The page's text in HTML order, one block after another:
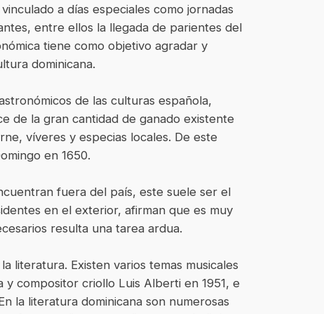
a días especiales como jornadas
entre ellos la llegada de parientes del
tiene como objetivo agradar y
dominicana.
de las culturas española,
de la gran cantidad de ganado existente
víveres y especias locales. De este
en 1650.
fuera del país, este suele ser el
en el exterior, afirman que es muy
resulta una tarea ardua.
literatura. Existen varios temas musicales
y compositor criollo Luis Alberti en 1951, e
la literatura dominicana son numerosas